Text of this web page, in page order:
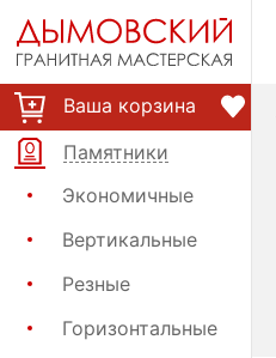
Ваша корзина
Памятники
Экономичные
Вертикальные
Резные
Горизонтальные